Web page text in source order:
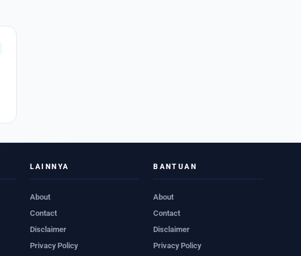
LAINNYA
About
Contact
Disclaimer
Privacy Policy
BANTUAN
About
Contact
Disclaimer
Privacy Policy